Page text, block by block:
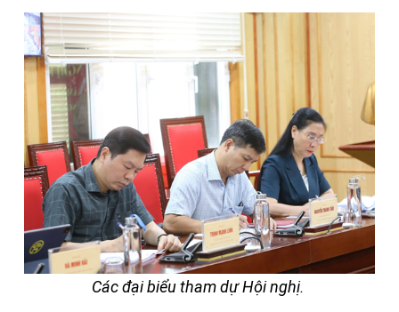
Các đại biểu tham dự Hội nghị.